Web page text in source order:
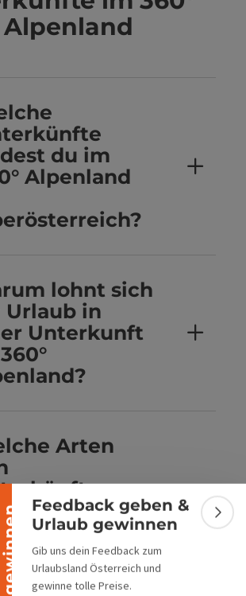
n
Feedback geben &
Urlaub gewinnen
Gib uns dein Feedback zum
Urlaubsland Österreich und
gewinne tolle Preise.
Alpenland
du im
Alpenland
lohnt sich
Urlaub in
Unterkunft
Arten
du im
Alpenland